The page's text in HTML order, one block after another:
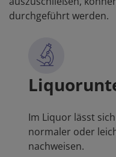
durchgeführt werden.
Im Liquor lässt
normaler oder
nachweisen.